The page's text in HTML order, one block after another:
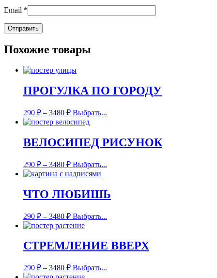
Email *
Похожие товары
ПРОГУЛКА ПО ГОРОДУ
290 ₽ – 3480 ₽ Выбрать...
ВЕЛОСИПЕД РИСУНОК
290 ₽ – 3480 ₽ Выбрать...
ЧТО ЛЮБИШЬ
290 ₽ – 3480 ₽ Выбрать...
СТРЕМЛЕНИЕ ВВЕРХ
290 ₽ – 3480 ₽ Выбрать...